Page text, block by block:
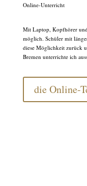
Online-Unterricht
Mit Laptop, Kopfhörer
möglich. Schüler mit
diese Möglichkeit zurück
Bremen unterrichte ich
die Online-